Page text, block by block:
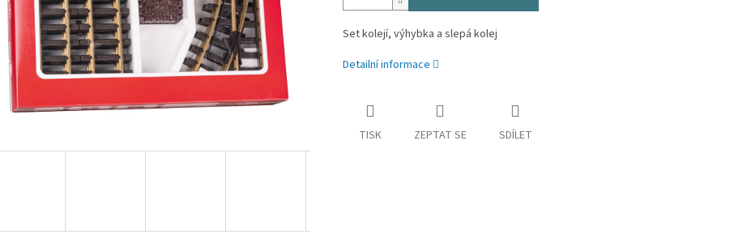
Set kolejí, výhybka a slepá kolej
Detailní informace
TISK ZEPTAT SE SDÍLET